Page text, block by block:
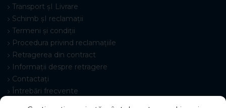
Transport șI Livrare
Schimb șI reclamații
Termeni și condiții
Procedura privind reclamațiile
Retragerea din contract
Informații despre retragere
Contactați
Întrebări frecvente